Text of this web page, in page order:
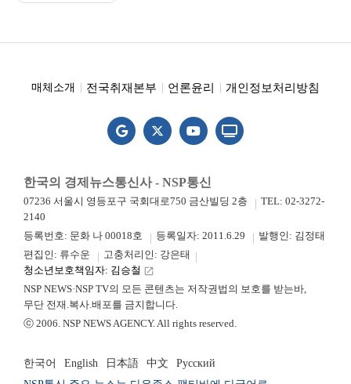
매체소개 전국취재본부 언론윤리 개인정보처리방침
한국의 경제뉴스통신사 - NSP통신
07236 서울시 영등포구 국회대로750 금산빌딩 2층
TEL: 02-3272-
2140
등록번호: 문화 나 00018호
등록일자: 2011.6.29
발행인: 김정태
편집인: 류수운
고충처리인: 강은태
청소년보호책임자: 김승철 launch
NSP NEWS·NSP TV의 모든 콘텐츠는 저작권법의 보호를 받는바,
무단 전재.복사.배포를 금지합니다.
ⓒ 2006. NSP NEWS AGENCY. All rights reserved.
한국어 English 日本語 中文
Русский